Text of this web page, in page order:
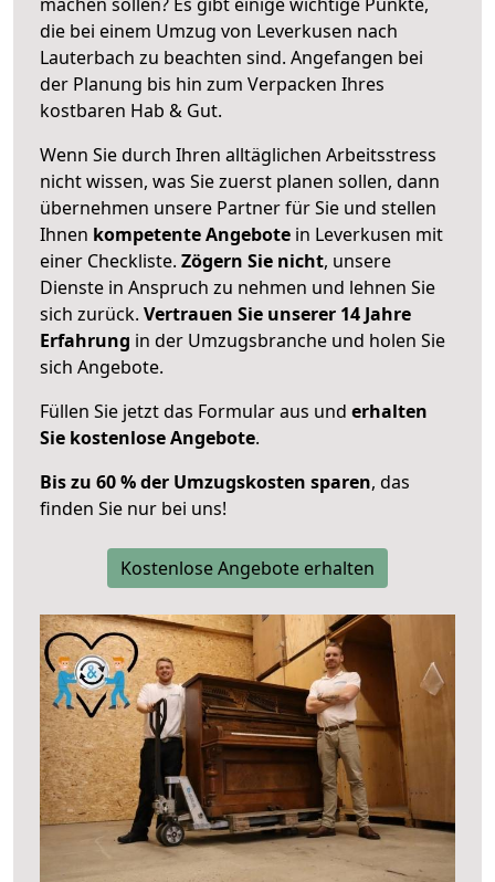
die bei einem Umzug von Leverkusen nach
Lauterbach zu beachten sind. Angefangen bei
der Planung bis hin zum Verpacken Ihres
kostbaren Hab & Gut.
Wenn Sie durch Ihren alltäglichen Arbeitsstress
nicht wissen, was Sie zuerst planen sollen, dann
übernehmen unsere Partner für Sie und stellen
Ihnen kompetente Angebote in Leverkusen mit
einer Checkliste. Zögern Sie nicht, unsere
Dienste in Anspruch zu nehmen und lehnen Sie
sich zurück. Vertrauen Sie unserer 14 Jahre
Erfahrung in der Umzugsbranche und holen Sie
sich Angebote.
Füllen Sie jetzt das Formular aus und erhalten
Sie kostenlose Angebote.
Bis zu 60 % der Umzugskosten sparen, das
finden Sie nur bei uns!
Kostenlose Angebote erhalten